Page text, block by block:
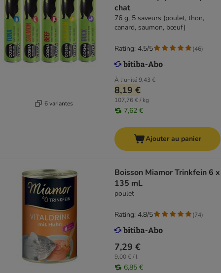
6 variantes
chat
76 g, 5 saveurs (poulet, thon,
canard, saumon, bœuf)
À l'unité9,43 €
8,19 €
107,76 € / kg
7,62 €
Rating: 4.5/5 (46)
Ajouter au panier
Boisson Miamor Trinkfein 6 x
135 mL
poulet
7,29 €
9,00 € / l
6,85 €
Rating: 4.8/5 (74)